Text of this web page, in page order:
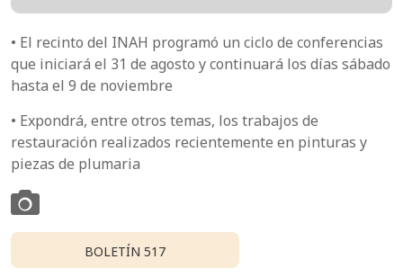
• El recinto del INAH programó un ciclo de conferencias
que iniciará el 31 de agosto y continuará los días sábado
hasta el 9 de noviembre
• Expondrá, entre otros temas, los trabajos de
restauración realizados recientemente en pinturas y
piezas de plumaria
BOLETÍN 517